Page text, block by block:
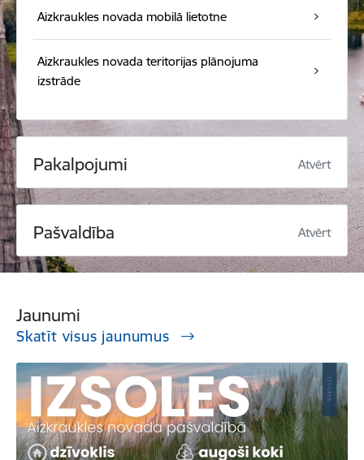
Aizkraukles novada mobilā lietotne
Aizkraukles novada teritorijas plānojuma
izstrāde
Pakalpojumi Atvērt
Pašvaldība Atvērt
Jaunumi
Skatīt visus jaunumus